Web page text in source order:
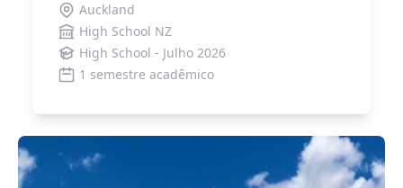
Auckland
High School NZ
High School - Julho 2026
1 semestre acadêmico